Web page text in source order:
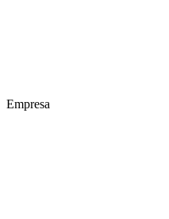
Empresa